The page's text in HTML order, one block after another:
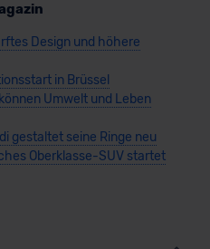
Design und höhere
in Brüssel
Umwelt und Leben
gestaltet seine Ringe neu
Oberklasse-SUV startet